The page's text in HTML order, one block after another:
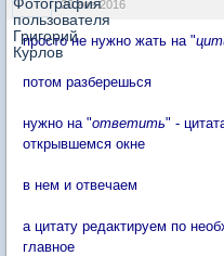
20 янв 2016
просто не нужно жать на "
потом разберешься
нужно на "ответить" -
открывшемся окне
в нем и отвечаем
а цитату редактируем по
главное